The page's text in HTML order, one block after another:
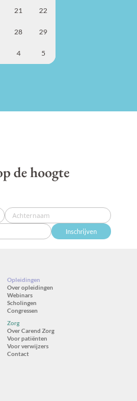
21 22
28 29
4 5
de hoogte
Inschrijven
Opleidingen
Over opleidingen
Webinars
Scholingen
Congressen
Zorg
Over Carend Zorg
Voor patiënten
Voor verwijzers
Contact